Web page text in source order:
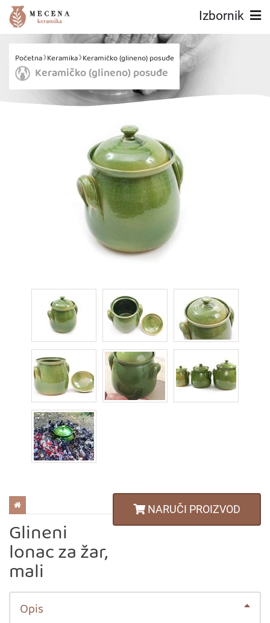
Izbornik
Početna Keramika Keramičko (glineno) posuđe
Keramičko (glineno) posuđe
KERAMIČKO (GLINENO) POSUĐE NARUČI PROIZVOD
Glineni
lonac za žar,
mali
Opis